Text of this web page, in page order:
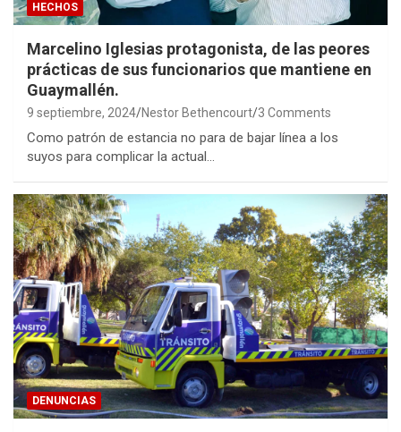
HECHOS
Marcelino Iglesias protagonista, de las peores
prácticas de sus funcionarios que mantiene en
Guaymallén.
9 septiembre, 2024 Nestor Bethencourt 3 Comments
Como patrón de estancia no para de bajar línea a los
suyos para complicar la actual…
DENUNCIAS